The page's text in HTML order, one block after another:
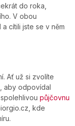
do roka,
V obou
cítili jste se v něm
Ať už si zvolíte
aby odpovídal
půjčovnu
kde